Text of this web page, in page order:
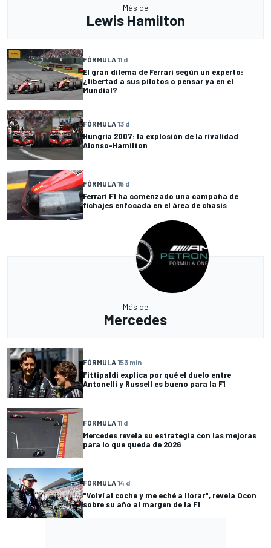
Más de
Lewis Hamilton
FÓRMULA 11 d
El gran dilema de Ferrari según un experto:
¿libertad a sus pilotos o pensar ya en el
Mundial?
FÓRMULA 13 d
Hungría 2007: la explosión de la rivalidad
Alonso-Hamilton
FÓRMULA 15 d
Ferrari F1 ha comenzado una campaña de
fichajes enfocada en el área de chasis
Más de
Mercedes
FÓRMULA 153 min
Fittipaldi explica por qué el duelo entre
Antonelli y Russell es bueno para la F1
FÓRMULA 11 d
Mercedes revela su estrategia con las mejoras
para lo que queda de 2026
FÓRMULA 14 d
"Volví al coche y me eché a llorar", revela Ocon
sobre su año al margen de la F1